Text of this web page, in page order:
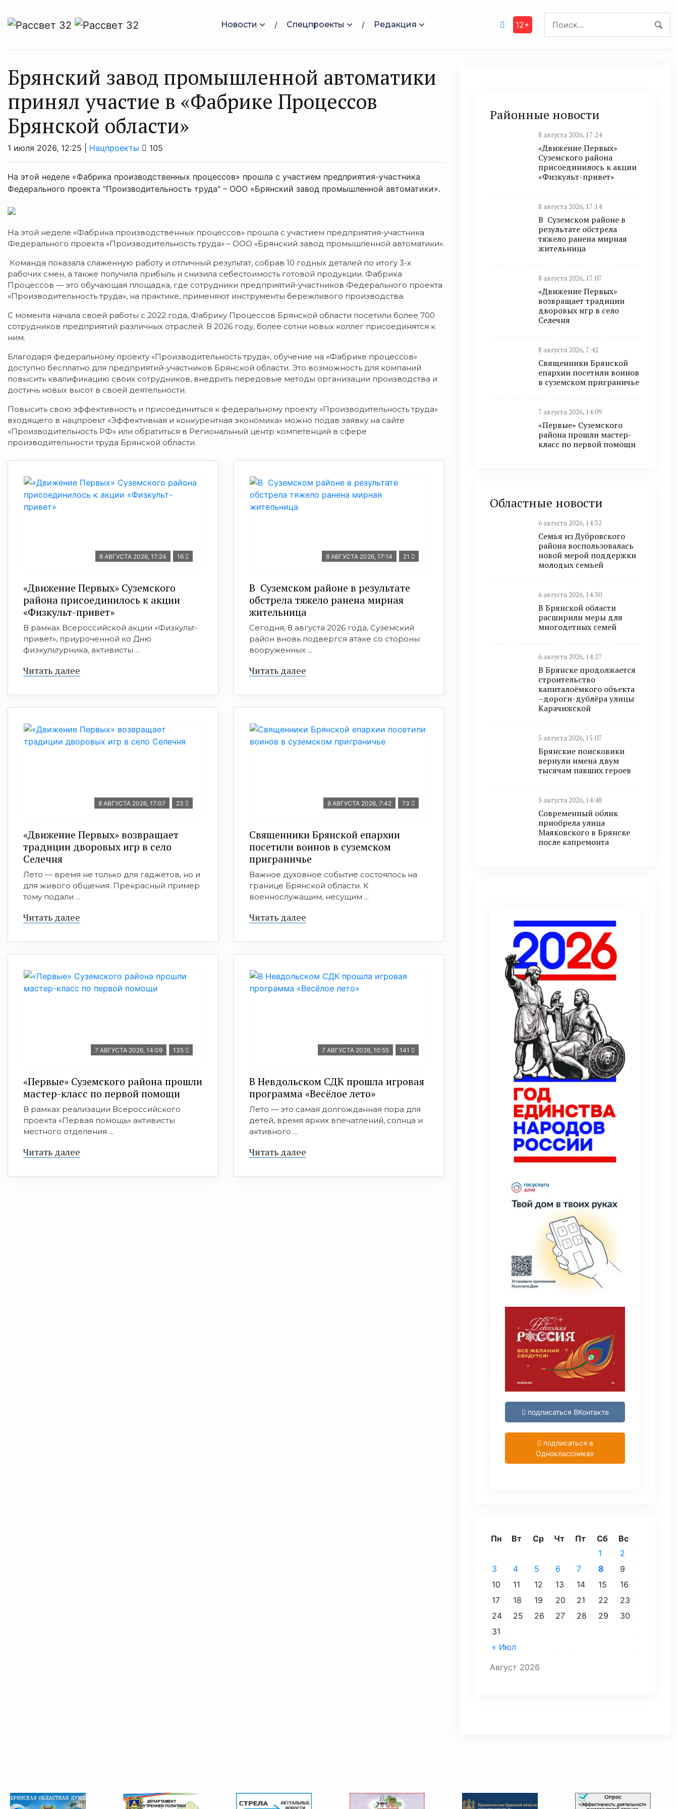
Новости Спецпроекты Редакция 12+
Брянский завод промышленной автоматики
принял участие в «Фабрике Процессов
Брянской области»
1 июля 2026, 12:25 | Нацпроекты 105
На этой неделе «Фабрика производственных процессов» прошла с участием предприятия-участника
Федерального проекта "Производительность труда" – ООО «Брянский завод промышленной автоматики».
На этой неделе «Фабрика производственных процессов» прошла с участием предприятия-участника
Федерального проекта «Производительность труда» – ООО «Брянский завод промышленной автоматики».
Команда показала слаженную работу и отличный результат, собрав 10 годных деталей по итогу 3-х
рабочих смен, а также получила прибыль и снизила себестоимость готовой продукции. Фабрика
Процессов — это обучающая площадка, где сотрудники предприятий-участников Федерального проекта
«Производительность труда», на практике, применяют инструменты бережливого производства.
С момента начала своей работы с 2022 года, Фабрику Процессов Брянской области посетили более 700
сотрудников предприятий различных отраслей. В 2026 году, более сотни новых коллег присоединятся к
ним.
Благодаря федеральному проекту «Производительность труда», обучение на «Фабрике процессов»
доступно бесплатно для предприятий-участников Брянской области. Это возможность для компаний
повысить квалификацию своих сотрудников, внедрить передовые методы организации производства и
достичь новых высот в своей деятельности.
Повысить свою эффективность и присоединиться к федеральному проекту «Производительность труда»
входящего в нацпроект «Эффективная и конкурентная экономика» можно подав заявку на сайте
«Производительность РФ» или обратиться в Региональный центр компетенций в сфере
производительности труда Брянской области.
8 АВГУСТА 2026, 17:24 16
«Движение Первых» Суземского
района присоединилось к акции
«Физкульт-привет»
В рамках Всероссийской акции «Физкульт-
привет», приуроченной ко Дню
физкультурника, активисты ...
Читать далее
8 АВГУСТА 2026, 17:14 21
В Суземском районе в результате
обстрела тяжело ранена мирная
жительница
Сегодня, 8 августа 2026 года, Суземский
район вновь подвергся атаке со стороны
вооруженных ...
Читать далее
8 АВГУСТА 2026, 17:07 23
«Движение Первых» возвращает
традиции дворовых игр в село
Селечня
Лето — время не только для гаджетов, но и
для живого общения. Прекрасный пример
тому подали ...
Читать далее
8 АВГУСТА 2026, 7:42 73
Священники Брянской епархии
посетили воинов в суземском
приграничье
Важное духовное событие состоялось на
границе Брянской области. К
военнослужащим, несущим ...
Читать далее
7 АВГУСТА 2026, 14:09 135
«Первые» Суземского района прошли
мастер-класс по первой помощи
В рамках реализации Всероссийского
проекта «Первая помощь» активисты
местного отделения ...
Читать далее
7 АВГУСТА 2026, 10:55 141
В Невдольском СДК прошла игровая
программа «Весёлое лето»
Лето — это самая долгожданная пора для
детей, время ярких впечатлений, солнца и
активного ...
Читать далее
Районные новости
8 августа 2026, 17:24
«Движение Первых»
Суземского района
присоединилось к акции
«Физкульт-привет»
8 августа 2026, 17:14
В Суземском районе в
результате обстрела
тяжело ранена мирная
жительница
8 августа 2026, 17:07
«Движение Первых»
возвращает традиции
дворовых игр в село
Селечня
8 августа 2026, 7:42
Священники Брянской
епархии посетили воинов
в суземском приграничье
7 августа 2026, 14:09
«Первые» Суземского
района прошли мастер-
класс по первой помощи
Областные новости
6 августа 2026, 14:32
Семья из Дубровского
района воспользовалась
новой мерой поддержки
молодых семьей
6 августа 2026, 14:30
В Брянской области
расширили меры для
многодетных семей
6 августа 2026, 14:27
В Брянске продолжается
строительство
капиталоёмкого объекта
–дороги-дублёра улицы
Карачижской
5 августа 2026, 15:07
Брянские поисковики
вернули имена двум
тысячам павших героев
5 августа 2026, 14:48
Современный облик
приобрела улица
Маяковского в Брянске
после капремонта
подписаться ВКонтакте
подписаться в
Одноклассниках
Август 2026
Пн Вт Ср Чт Пт Сб Вс
« Июл
1
2
3
4 5 6 7 8
9
10
11 12 13 14 15
16
17
18 19 20 21 22
23
24
25 26 27 28 29
30
31